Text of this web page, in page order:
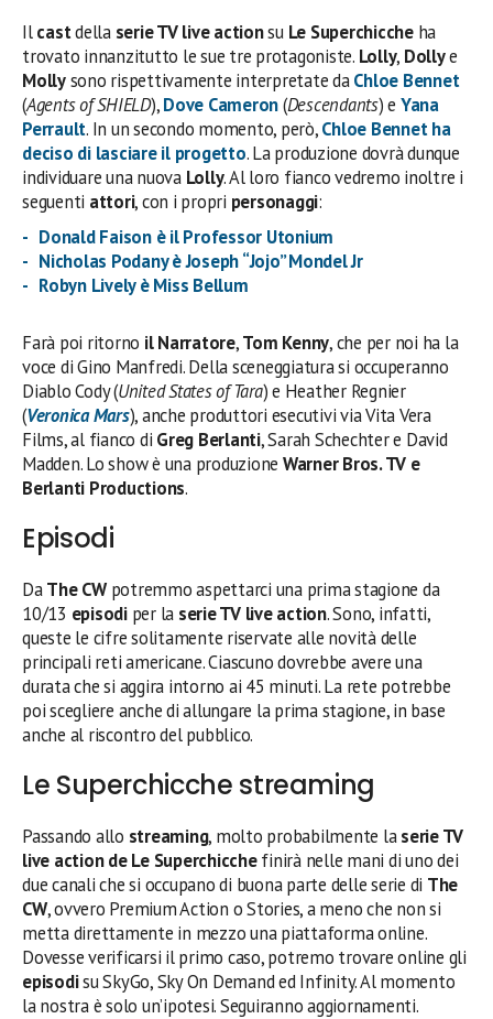
Ilcastdella serie TV live actionsu Le Superchiccheha
trovato innanzitutto le sue tre protagoniste. Lolly, Dollye
Mollysono rispettivamente interpretate daChloe Bennet
(Agents of SHIELD),Dove Cameron(Descendants) e Yana
Perrault. In un secondo momento, però,Chloe Bennetha
deciso di lasciare il progetto. La produzione dovrà dunque
individuare una nuova Lolly. Al loro fianco vedremo inoltre i
seguenti attori, con i propri personaggi:
Donald Faison è il Professor Utonium
Nicholas Podany è Joseph “Jojo” Mondel Jr
Robyn Lively è Miss Bellum
Farà poi ritorno il Narratore,Tom Kenny, che per noi ha la
voce di Gino Manfredi. Della sceneggiatura si occuperanno
Diablo Cody (United States of Tara) e Heather Regnier
(Veronica Mars), anche produttori esecutivi via Vita Vera
Films, al fianco di Greg Berlanti, Sarah Schechter e David
Madden. Lo show è una produzione Warner Bros. TV e
Berlanti Productions.
Episodi
DaThe CWpotremmo aspettarci una prima stagione da
10/13 episodiper la serie TV live action. Sono, infatti,
queste le cifre solitamente riservate alle novità delle
principali reti americane. Ciascuno dovrebbe avere una
durata che si aggira intorno ai 45 minuti. La rete potrebbe
poi scegliere anche di allungare la prima stagione, in base
anche al riscontro del pubblico.
Le Superchicche streaming
Passando allo streaming, molto probabilmente laserie TV
live action de Le Superchicchefinirà nelle mani di uno dei
due canali che si occupano di buona parte delle serie di The
CW, ovvero Premium Action o Stories, a meno che non si
metta direttamente in mezzo una piattaforma online.
Dovesse verificarsi il primo caso, potremo trovare online gli
episodisu SkyGo, Sky On Demand ed Infinity. Al momento
la nostra è solo un’ipotesi. Seguiranno aggiornamenti.